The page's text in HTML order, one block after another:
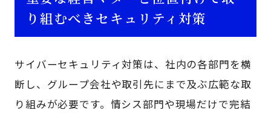
り組むべきセキュリティ対策
サイバーセキュリティ対策は、社内の各部門を横
断し、グループ会社や取引先にまで及ぶ広範な取
り組みが必要です。情シス部門や現場だけで完結